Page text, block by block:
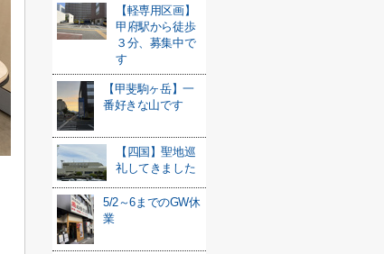
【軽専用区画】
甲府駅から徒歩
３分、募集中で
す
【甲斐駒ヶ岳】一
番好きな山です
【四国】聖地巡
礼してきました
5/2～6までのGW休
業